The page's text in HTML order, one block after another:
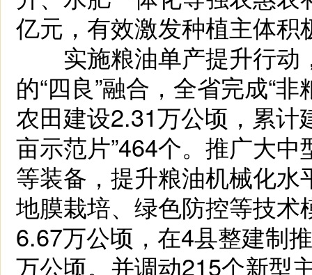
亿元，有效激发种植主体积
实施粮油单产提升行动
的“四良”融合，全省完成“
农田建设2.31万公顷，累计
亩示范片”464个。推广大
等装备，提升粮油机械化
地膜栽培、绿色防控等技
6.67万公顷，在4县整建制
万公顷。并调动215个新型